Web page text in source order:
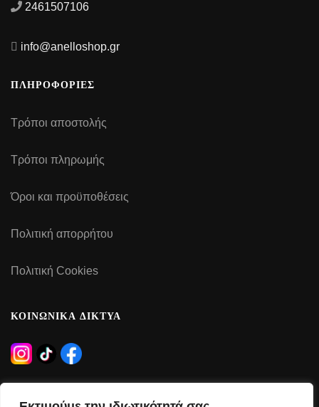
2461507106
info@anelloshop.gr
ΠΛΗΡΟΦΟΡΙΕΣ
Τρόποι αποστολής
Τρόποι πληρωμής
Όροι και προϋποθέσεις
Πολιτική απορρήτου
Πολιτική Cookies
ΚΟΙΝΩΝΙΚΑ ΔΙΚΤΥΑ